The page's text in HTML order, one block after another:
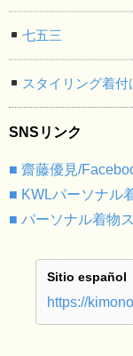
七五三
スタイリング着付
SNSリンク
■ 齋藤優見/
■ KWLパーソナル
■ パーソナル着物
Sitio español
https://